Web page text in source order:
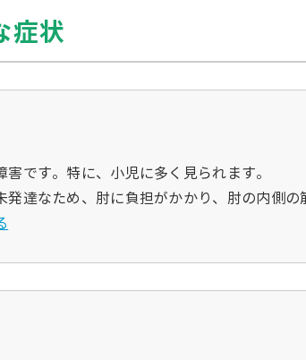
症状
です。特に、小児に多く見られます。
達なため、肘に負担がかかり、肘の内側